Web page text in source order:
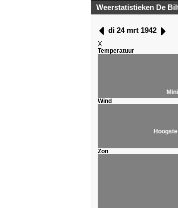
Weerstatistieken De
di 24 mrt 1942
X
Temperatuur
Wind
Zon